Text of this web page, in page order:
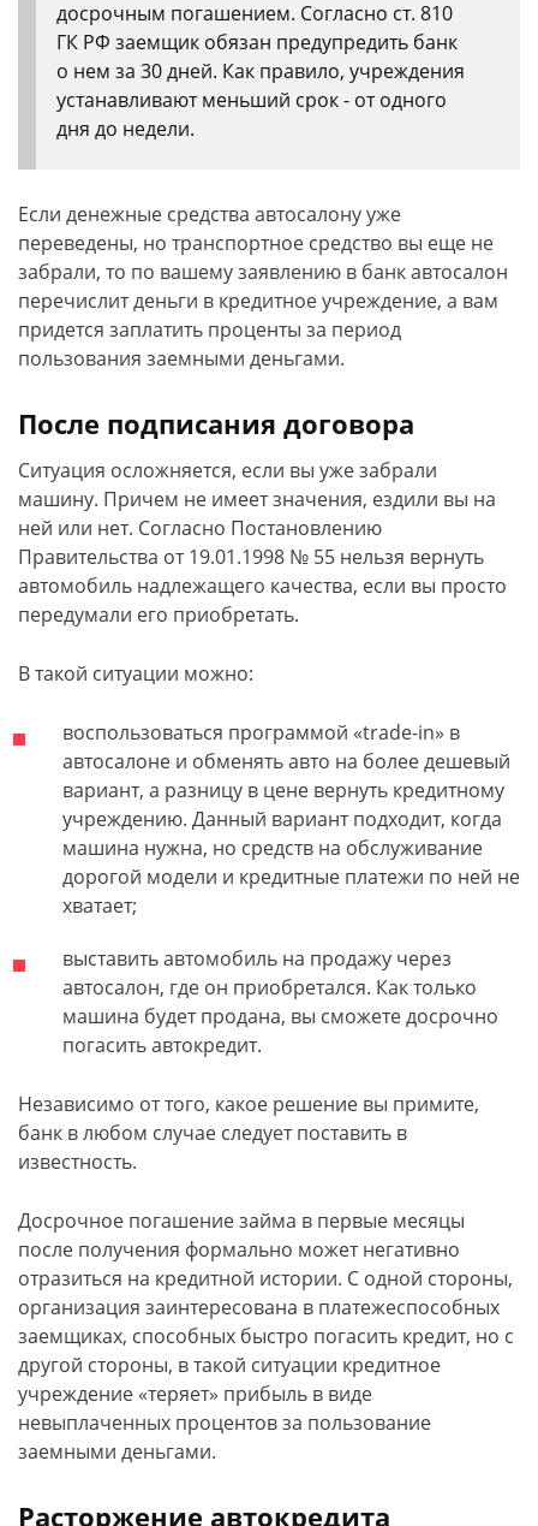
досрочным погашением. Согласно ст. 810
ГК РФ заемщик обязан предупредить банк
о нем за 30 дней. Как правило, учреждения
устанавливают меньший срок - от одного
дня до недели.
Если денежные средства автосалону уже
переведены, но транспортное средство вы еще не
забрали, то по вашему заявлению в банк автосалон
перечислит деньги в кредитное учреждение, а вам
придется заплатить проценты за период
пользования заемными деньгами.
После подписания договора
Ситуация осложняется, если вы уже забрали
машину. Причем не имеет значения, ездили вы на
ней или нет. Согласно Постановлению
Правительства от 19.01.1998 № 55 нельзя вернуть
автомобиль надлежащего качества, если вы просто
передумали его приобретать.
В такой ситуации можно:
воспользоваться программой «trade-in» в
автосалоне и обменять авто на более дешевый
вариант, а разницу в цене вернуть кредитному
учреждению. Данный вариант подходит, когда
машина нужна, но средств на обслуживание
дорогой модели и кредитные платежи по ней не
хватает;
выставить автомобиль на продажу через
автосалон, где он приобретался. Как только
машина будет продана, вы сможете досрочно
погасить автокредит.
Независимо от того, какое решение вы примите,
банк в любом случае следует поставить в
известность.
Досрочное погашение займа в первые месяцы
после получения формально может негативно
отразиться на кредитной истории. С одной стороны,
организация заинтересована в платежеспособных
заемщиках, способных быстро погасить кредит, но с
другой стороны, в такой ситуации кредитное
учреждение «теряет» прибыль в виде
невыплаченных процентов за пользование
заемными деньгами.
Расторжение автокредита